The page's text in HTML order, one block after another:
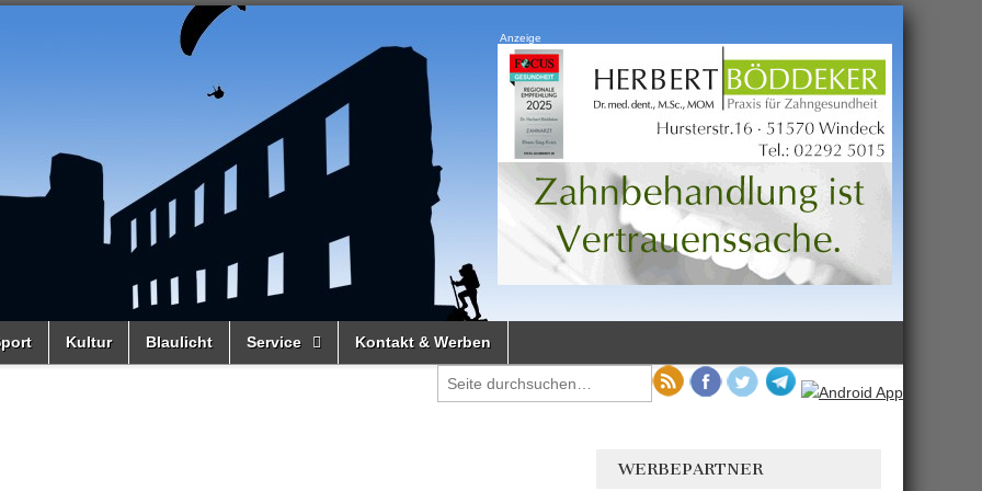
Anzeige
Kultur Blaulicht Service Kontakt & Werben
WERBEPARTNER